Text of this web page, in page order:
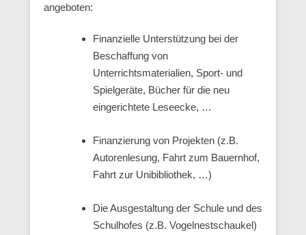
angeboten:
Finanzielle Unterstützung bei der
Beschaffung von
Unterrichtsmaterialien, Sport- und
Spielgeräte, Bücher für die neu
eingerichtete Leseecke, …
Finanzierung von Projekten (z.B.
Autorenlesung, Fahrt zum Bauernhof,
Fahrt zur Unibibliothek, …)
Die Ausgestaltung der Schule und des
Schulhofes (z.B. Vogelnestschaukel)